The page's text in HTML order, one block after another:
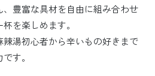
豊富な具材を自由に組み合わせ
を楽しめます。
湯初心者から辛いもの好きまで
す。